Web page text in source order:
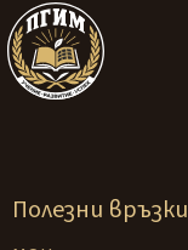
Полезни връзки